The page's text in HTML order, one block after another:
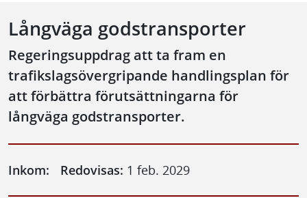
Långväga godstransporter
Regeringsuppdrag att ta fram en
trafikslagsövergripande handlingsplan för
att förbättra förutsättningarna för
långväga godstransporter.
Inkom: Redovisas: 1 feb. 2029